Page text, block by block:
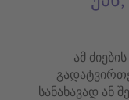
ამ
სანახავად ან